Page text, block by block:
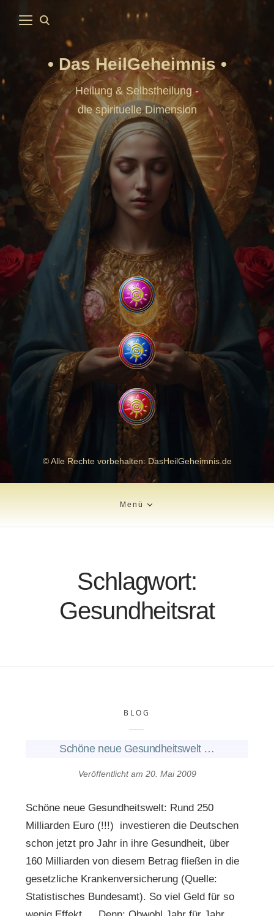
Das HeilGeheimnis
Heilung & Selbstheilung -
die spirituelle Dimension
© Alle Rechte vorbehalten: DasHeilGeheimnis.de
Menü
Schlagwort:
Gesundheitsrat
BLOG
Schöne neue Gesundheitswelt …
Veröffentlicht am 20. Mai 2009
Schöne neue Gesundheitswelt: Rund 250
Milliarden Euro (!!!) investieren die Deutschen
schon jetzt pro Jahr in ihre Gesundheit, über
160 Milliarden von diesem Betrag fließen in die
gesetzliche Krankenversicherung (Quelle:
Statistisches Bundesamt). So viel Geld für so